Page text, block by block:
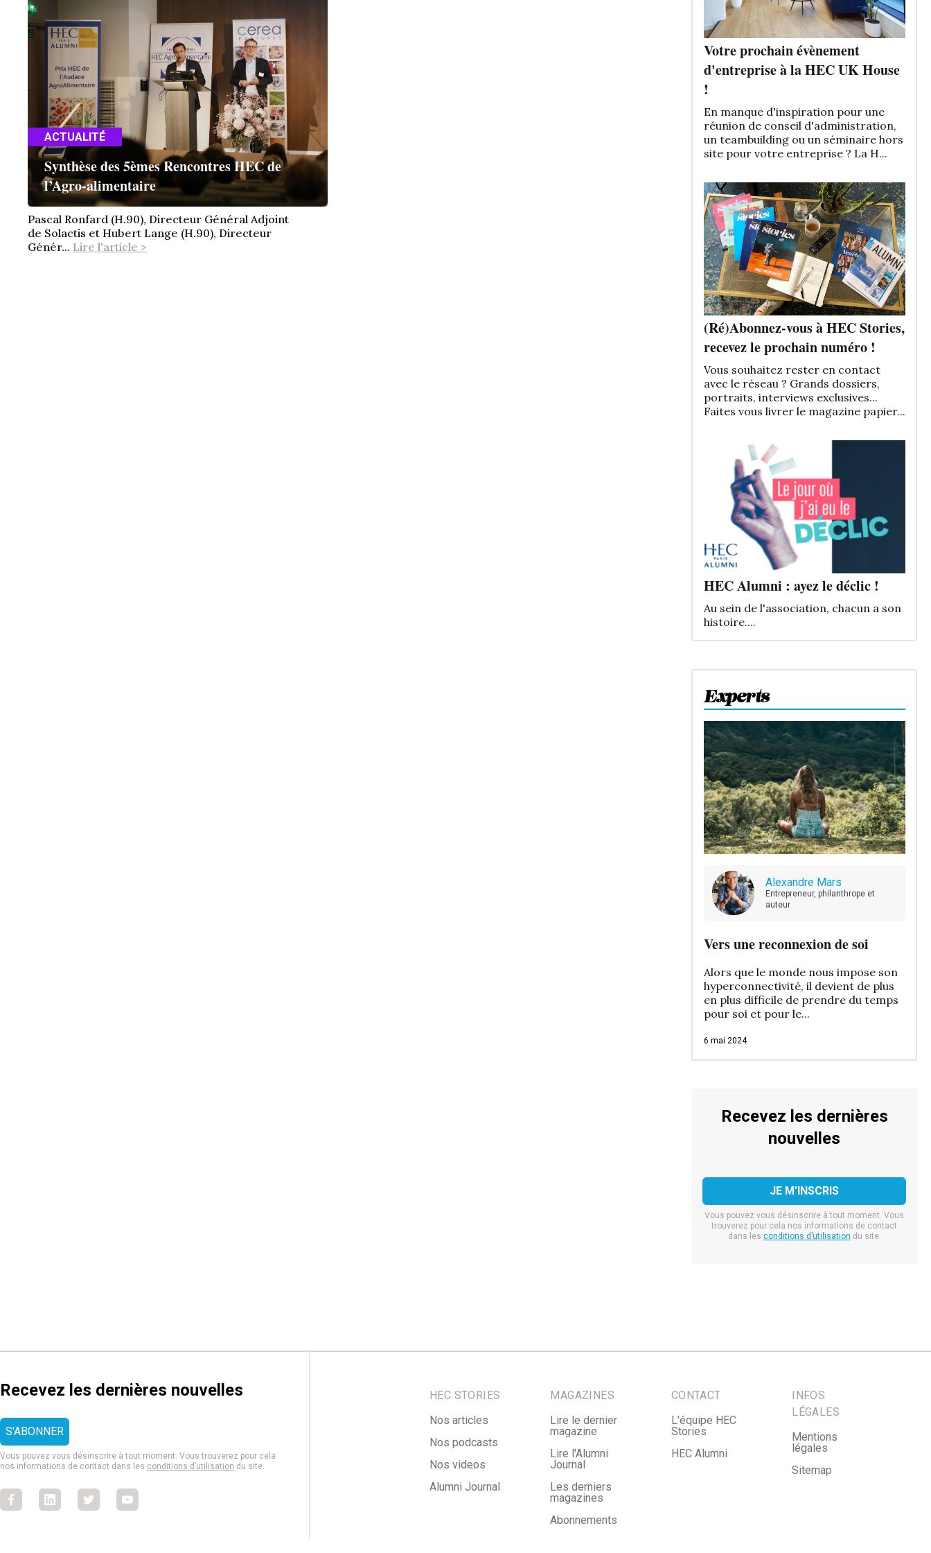
ACTUALITÉ
Synthèse des 5èmes Rencontres HEC de
l’Agro-alimentaire
Pascal Ronfard (H.90), Directeur Général Adjoint
de Solactis et Hubert Lange (H.90), Directeur
Génér... Lire l'article >
Experts
Alexandre Mars
Entrepreneur, philanthrope et
auteur
Vers une reconnexion de soi
Alors que le monde nous impose son
hyperconnectivité, il devient de plus
en plus difficile de prendre du temps
pour soi et pour le...
6 mai 2024
Recevez les dernières
nouvelles
Vous pouvez vous désinscrire à tout moment. Vous
trouverez pour cela nos informations de contact
dans les conditions d’utilisation du site.
Votre prochain évènement
d'entreprise à la HEC UK House
!
En manque d'inspiration pour une
réunion de conseil d'administration,
un teambuilding ou un séminaire hors
site pour votre entreprise ? La H...
(Ré)Abonnez-vous à HEC Stories,
recevez le prochain numéro !
Vous souhaitez rester en contact
avec le réseau ? Grands dossiers,
portraits, interviews exclusives...
Faites vous livrer le magazine papier...
HEC Alumni : ayez le déclic !
Au sein de l'association, chacun a son
histoire....
Recevez les dernières nouvelles
Vous pouvez vous désinscrire à tout moment. Vous trouverez pour cela
nos informations de contact dans les conditions d’utilisation du site.
FacebookFacebookFacebookFacebook
HEC STORIES
Nos articles
Nos podcasts
Nos videos
Alumni Journal
MAGAZINES
Lire le dernier
magazine
Lire l'Alumni
Journal
Les derniers
magazines
Abonnements
CONTACT
L'équipe HEC
Stories
HEC Alumni
INFOS
LÉGALES
Mentions
légales
Sitemap